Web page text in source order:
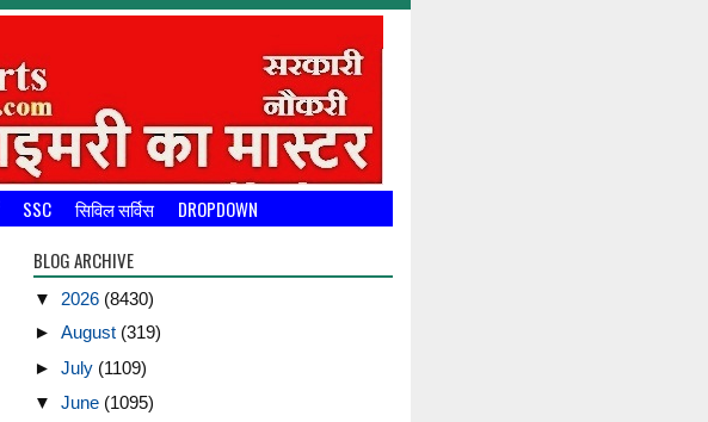
SSC सिविल सर्विस DROPDOWN
BLOG ARCHIVE
▼ 2026 (8430)
► August (319)
► July (1109)
▼ June (1095)